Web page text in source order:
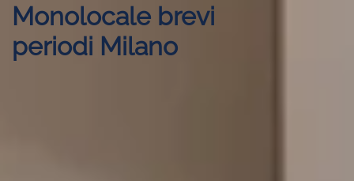
Monolocale brevi
periodi Milano